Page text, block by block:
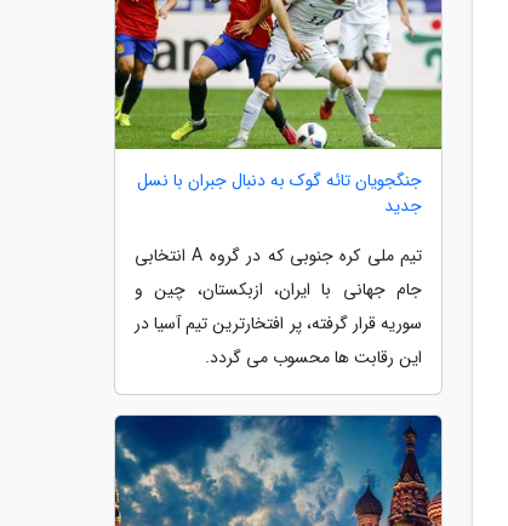
جنگجویان تائه گوک به دنبال جبران با نسل
جدید
تیم ملی کره جنوبی که در گروه A انتخابی
جام جهانی با ایران، ازبکستان، چین و
سوریه قرار گرفته، پر افتخارترین تیم آسیا در
این رقابت ها محسوب می گردد.